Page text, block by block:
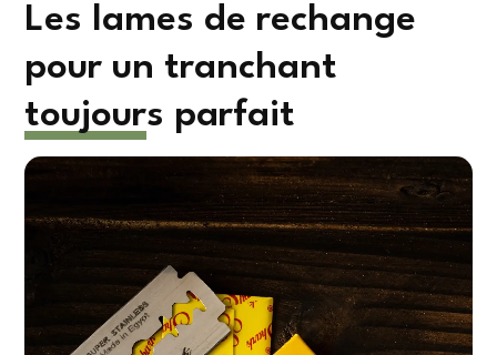
Les lames de rechange
pour un tranchant
toujours parfait